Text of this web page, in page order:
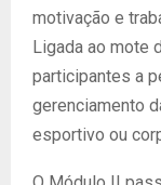
motivação e
Ligada ao mote
participantes a
gerenciamento
esportivo ou